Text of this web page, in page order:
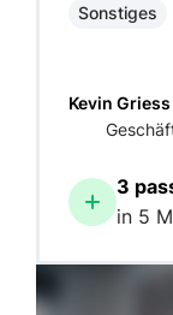
Sonstiges
Kevin
3
in 5